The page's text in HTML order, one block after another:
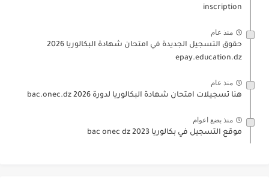
inscription
منذ عام
حقوق التسجيل الجديدة في امتحان شهادة البكالوريا 2026
epay.education.dz
منذ عام
هنا تسجيلات امتحان شهادة البكالوريا لدورة 2026 bac.onec.dz
منذ بضع اعوام
موقع التسجيل في بكالوريا 2023 bac onec dz